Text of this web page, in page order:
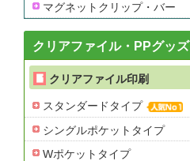
マグネットクリップ・バー
クリアファイル・PPグッズ
クリアファイル印刷
スタンダードタイプ
シングルポケットタイプ
Wポケットタイプ